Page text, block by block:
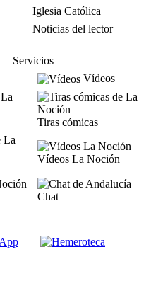
Iglesia Católica
Noticias del lector
Servicios
Vídeos
Tiras cómicas
Vídeos La Noción
Chat
|